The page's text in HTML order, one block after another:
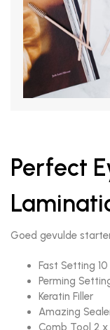
Perfect
Goed gevulde
Fast Setting
Perming
Keratin Filler
Amazing
Comb Tool 2 x